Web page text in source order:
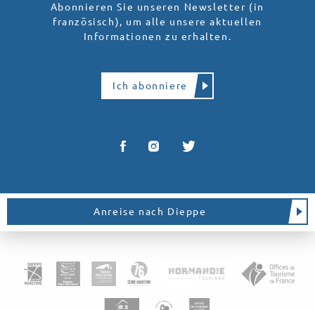
Abonnieren Sie unseren Newsletter (in
französisch), um alle unsere aktuellen
Informationen zu erhalten.
Ich abonniere
Anreise nach Dieppe